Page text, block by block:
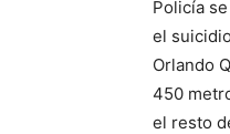
Policía
el
Orlando
450
el resto